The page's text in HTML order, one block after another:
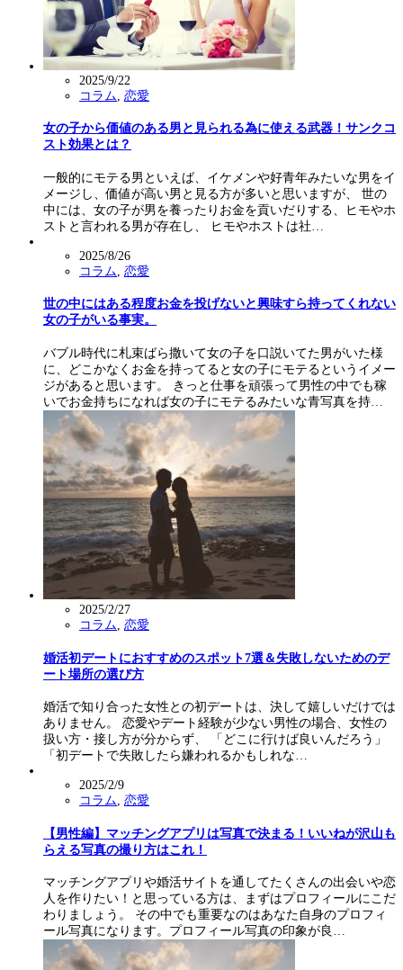
2025/9/22
コラム 恋愛
女の子から価値のある男と見られる為に使える武器！サンクコ
スト効果とは？
一般的にモテる男といえば、イケメンや好青年みたいな男をイ
メージし、価値が高い男と見る方が多いと思いますが、 世の
中には、女の子が男を養ったりお金を貢いだりする、ヒモやホ
ストと言われる男が存在し、 ヒモやホストは社…
2025/8/26
コラム 恋愛
世の中にはある程度お金を投げないと興味すら持ってくれない
女の子がいる事実。
バブル時代に札束ばら撒いて女の子を口説いてた男がいた様
に、どこかなくお金を持ってると女の子にモテるというイメー
ジがあると思います。 きっと仕事を頑張って男性の中でも稼
いでお金持ちになれば女の子にモテるみたいな青写真を持…
2025/2/27
コラム, 恋愛
婚活初デートにおすすめのスポット7選＆失敗しないためのデ
ート場所の選び方
婚活で知り合った女性との初デートは、決して嬉しいだけでは
ありません。 恋愛やデート経験が少ない男性の場合、女性の
扱い方・接し方が分からず、 「どこに行けば良いんだろう」
「初デートで失敗したら嫌われるかもしれな…
2025/2/9
コラム, 恋愛
【男性編】マッチングアプリは写真で決まる！いいねが沢山も
らえる写真の撮り方はこれ！
マッチングアプリや婚活サイトを通してたくさんの出会いや恋
人を作りたい！と思っている方は、まずはプロフィールにこだ
わりましょう。 その中でも重要なのはあなた自身のプロフィ
ール写真になります。プロフィール写真の印象が良…